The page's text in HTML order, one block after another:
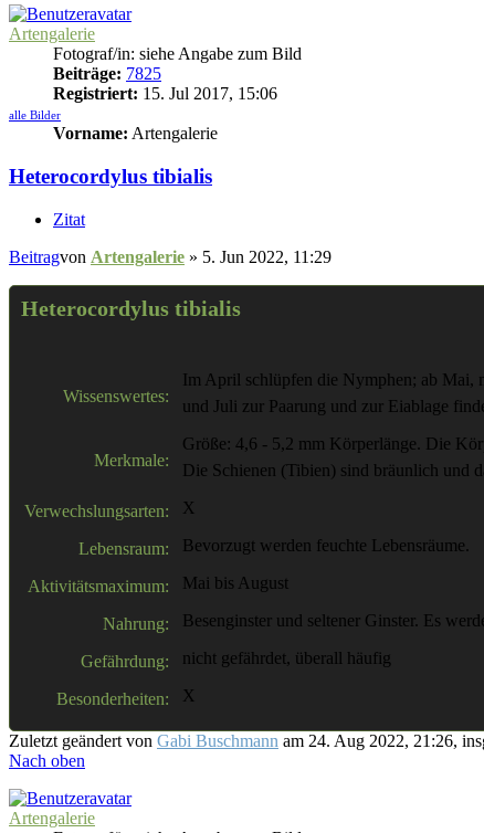
Artengalerie
Fotograf/in: siehe Angabe zum Bild
Beiträge: 7825
Registriert: 15. Jul 2017, 15:06
alle Bilder
Vorname: Artengalerie
Heterocordylus tibialis
Zitat
Beitragvon Artengalerie » 5. Jun 2022, 11:29
Heterocordylus tibialis
Wissenswertes:
Im April schlüpfen die Nymphen; ab Mai,
und Juli zur Paarung und zur Eiablage
Merkmale:
Größe: 4,6 - 5,2 mm Körperlänge. Die
Die Schienen (Tibien) sind bräunlich und
Verwechslungsarten: X
Lebensraum: Bevorzugt werden feuchte Lebensräume.
Aktivitätsmaximum: Mai bis August
Nahrung: Besenginster und seltener Ginster. Es
Gefährdung: nicht gefährdet, überall häufig
Besonderheiten: X
Zuletzt geändert von Gabi Buschmann am 24. Aug 2022, 21:26,
Nach oben
Artengalerie